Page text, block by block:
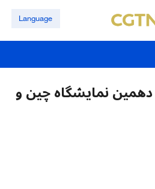
Language
نمایشگاه چین و